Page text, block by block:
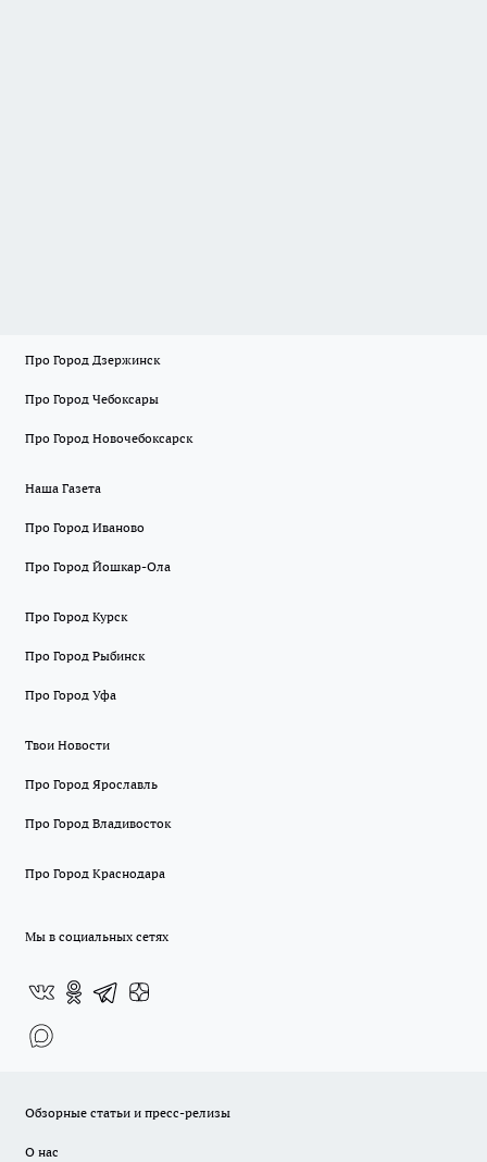
Про Город Дзержинск
Про Город Чебоксары
Про Город Новочебоксарск
Наша Газета
Про Город Иваново
Про Город Йошкар-Ола
Про Город Курск
Про Город Рыбинск
Про Город Уфа
Твои Новости
Про Город Ярославль
Про Город Владивосток
Про Город Краснодара
Мы в социальных сетях
Обзорные статьи и пресс-релизы
О нас